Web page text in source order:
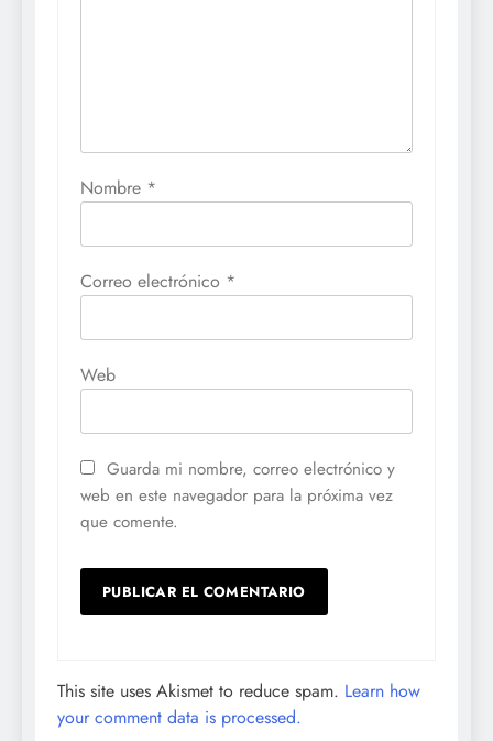
Nombre *
Correo electrónico *
Web
Guarda mi nombre, correo electrónico y
web en este navegador para la próxima vez
que comente.
This site uses Akismet to reduce spam. Learn how
your comment data is processed.